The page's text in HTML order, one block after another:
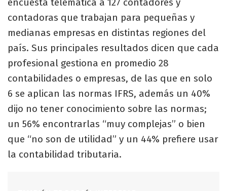
contadoras que trabajan para pequeñas y
medianas empresas en distintas regiones del
país. Sus principales resultados dicen que cada
profesional gestiona en promedio 28
contabilidades o empresas, de las que en solo
6 se aplican las normas IFRS, además un 40%
dijo no tener conocimiento sobre las normas;
un 56% encontrarlas “muy complejas” o bien
que “no son de utilidad” y un 44% prefiere usar
la contabilidad tributaria.